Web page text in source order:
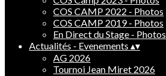
COS CAMP 2022 - Photos
COS CAMP 2019 - Photos
En Direct du Stage - Photos
Actualités - Evenements ▴▾
AG 2026
Tournoi Jean Miret 2026